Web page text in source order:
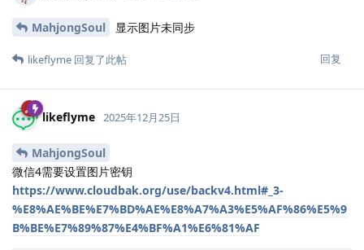
MahjongSoul 显示图片未同步
回复
likeflyme 回复了此帖
likeflyme 2025年12月25日
MahjongSoul
微信4需要设置图片密钥
https://www.cloudbak.org/use/backv4.html#_3-
%E8%AE%BE%E7%BD%AE%E8%A7%A3%E5%AF%86%E5%9
B%BE%E7%89%87%E4%BF%A1%E6%81%AF